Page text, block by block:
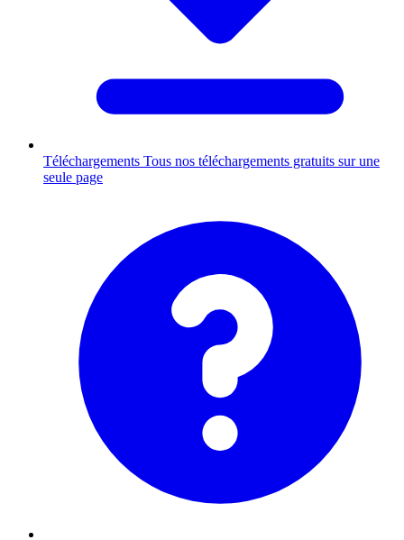
Téléchargements Tous nos téléchargements gratuits sur une
seule page